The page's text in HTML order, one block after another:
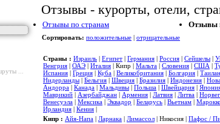
...
Отзывы - курорты, отели,
Отзывы по странам Отзывы
Сортировать: положительные | отрицательные
Страны : Израиль | Египет | Германия | Россия | Сейшелы |
Венгрия | ОАЭ | Италия | Кипр | Мальта | Словения | США |
Испания | Греция | Куба | Великобритания | Болгария |
Нидерланды | Бельгия | Швеция | Бразилия | Индонезия |
Андорра | Канада | Мальдивы | Польша | Швейцария |
Маврикий | Азербайджан | Армения | Латвия | Литва |
Венесуэла | Мексика | Эквадор | Беларусь | Вьетнам |
Ирландия | Кения |
Кипр : Айя-Напа | Ларнака | Лимассол | Никосия | Пафос /